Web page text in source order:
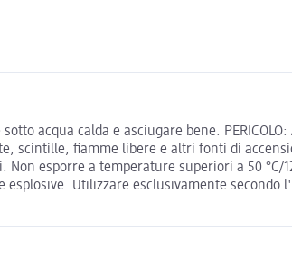
acqua calda e asciugare bene.
scintille, fiamme libere e altri fonti di
esporre a temperature superiori a 50 °C/
Utilizzare esclusivamente secondo